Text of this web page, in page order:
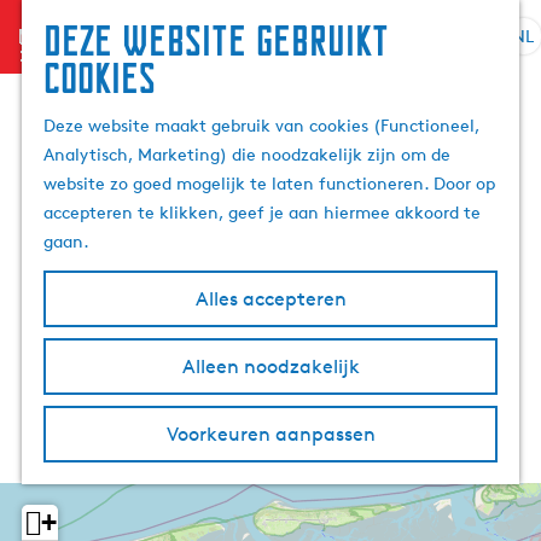
Deze website gebruikt
cookies
Deze website maakt gebruik van cookies (Functioneel,
Analytisch, Marketing) die noodzakelijk zijn om de
website zo goed mogelijk te laten functioneren. Door op
accepteren te klikken, geef je aan hiermee akkoord te
gaan.
Alles accepteren
Alleen noodzakelijk
Voorkeuren aanpassen
menu
G
a
n
a
a
r
e
o
e
e
e
S
i
d
NL
+